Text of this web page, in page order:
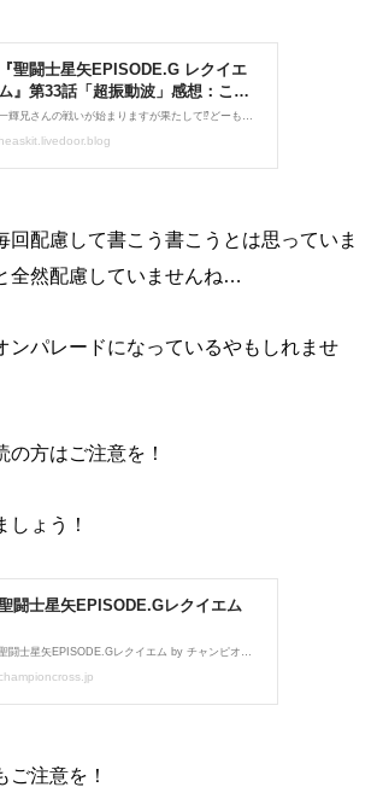
回配慮して書こう書こうとは思っていま
全然配慮していませんね…
ンパレードになっているやもしれませ
の方はご注意を！
しょう！
ご注意を！